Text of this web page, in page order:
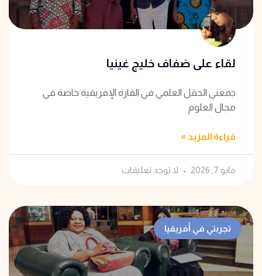
لقاء على ضفاف خليج غينيا
جمعني الحقل العلمي في القارة الإفريقية خاصة في
مجال العلوم
قراءة المزيد »
مايو 7, 2026 لا توجد تعليقات
تجربتي في أفريقيا